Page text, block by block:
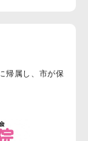
帰属し、市が保